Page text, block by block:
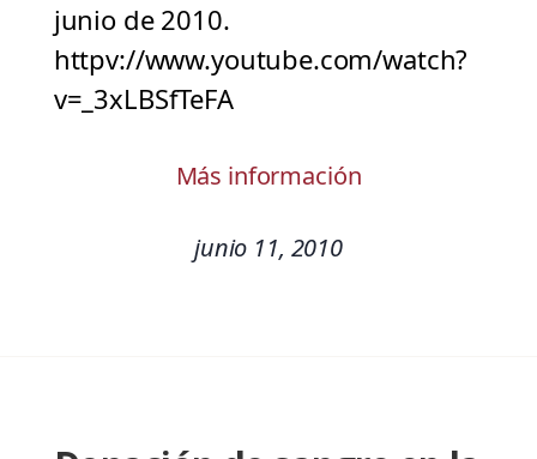
junio de 2010.
httpv://www.youtube.com/watch?
v=_3xLBSfTeFA
Más información
junio 11, 2010